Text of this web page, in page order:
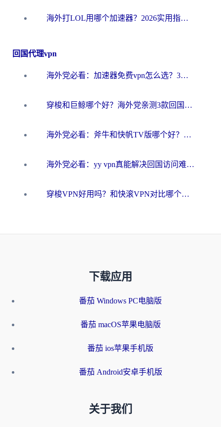
海外打LOL用哪个加速器？2026实用指南：从延迟到设备适配，一篇解决你的国服游戏痛点
回国代理vpn
海外党必看：加速器免费vpn怎么选？3步教你无缝访问国内资源
穿梭和巨鲸哪个好？海外党亲测3款回国加速器，教你避开90%的坑
海外党必看：斧牛和快帆TV版哪个好？3分钟选对回国加速器，无缝刷B站、追热剧
海外党必看：yy vpn真能解决回国访问难题？附云极initap测评+免费方案对比
穿梭VPN好用吗？和快滚VPN对比哪个回国效果更好？海外党选回国加速器必看指南
下载应用
番茄 Windows PC电脑版
番茄 macOS苹果电脑版
番茄 ios苹果手机版
番茄 Android安卓手机版
关于我们